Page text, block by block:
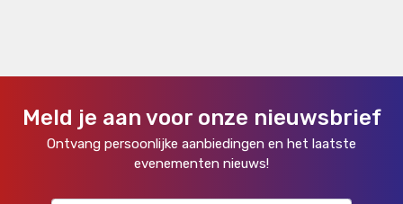
Meld je aan voor onze nieuwsbrief
Ontvang persoonlijke aanbiedingen en het laatste
evenementen nieuws!